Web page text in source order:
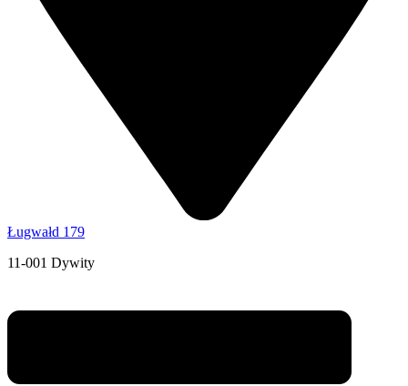
Ługwałd 179
11-001 Dywity